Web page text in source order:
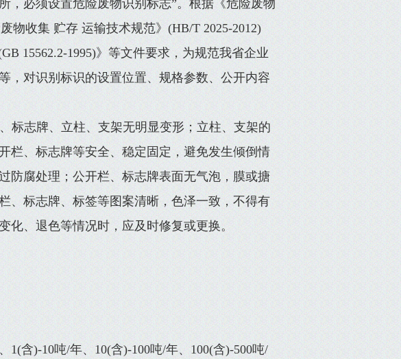
，必须设置危险废物识别标志”。根据《危险废物
物收集 贮存 运输技术规范》(HB/T 2025-2012)
15562.2-1995)》等文件要求，为规范我省企业
，对识别标识的设置位置、规格参数、公开内容
标志牌、立柱、支架无明显变形；立柱、支架的
栏、标志牌等安全、稳定固定，避免发生倾倒情
防腐处理；公开栏、标志牌表面无气泡，膜或搪
、标志牌、标签等图案清晰，色泽一致，不得有
化、退色等情况时，应及时修复或更换。
含)-10吨/年、10(含)-100吨/年、100(含)-500吨/